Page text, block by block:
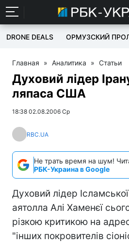
DRONE DEALS ОРМУЗСКИЙ
Главная » Аналитика » Статьи
Духовий лідер
ляпаса США
18:38 02.08.2006 Ср
RBC.UA
Не трать время на шум!
РБК-Украина в Google
Духовий лідер
аятолла Алі Хаменєї
різкою критикою на
"інших покровителів